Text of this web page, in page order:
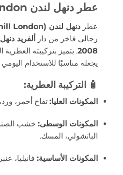
عطر دنهل لندن Dunhill London
عطر دنهل لندن (Dunhill London)
رجالي فاخر من دار ألفريد دنهل
2008
. يتميز بتركيبته
يجعله مناسبًا للاستخدام
🧴 التركيبة العطرية:
المكونات العليا: تفاح أحمر،
المكونات الوسطى: خشب
الباتشولي، المسك.
المكونات الأساسية: فانيليا،